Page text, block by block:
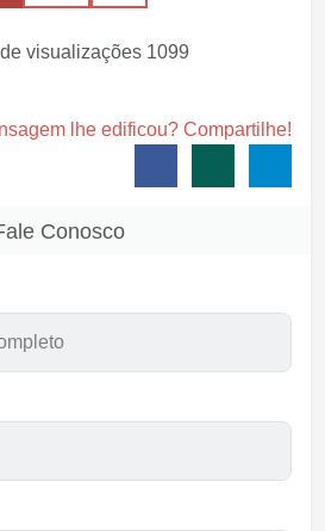
visualizações 1099
lhe edificou? Compartilhe!
Conosco